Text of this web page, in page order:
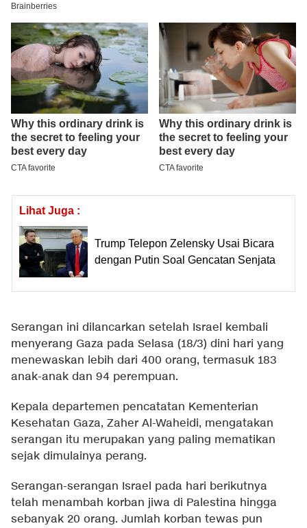
Lihat Juga :
Trump Telepon Zelensky Usai Bicara
dengan Putin Soal Gencatan Senjata
Serangan ini dilancarkan setelah Israel kembali
menyerang Gaza pada Selasa (18/3) dini hari yang
menewaskan lebih dari 400 orang, termasuk 183
anak-anak dan 94 perempuan.
Kepala departemen pencatatan Kementerian
Kesehatan Gaza, Zaher Al-Waheidi, mengatakan
serangan itu merupakan yang paling mematikan
sejak dimulainya perang.
Serangan-serangan Israel pada hari berikutnya
telah menambah korban jiwa di Palestina hingga
sebanyak 20 orang. Jumlah korban tewas pun